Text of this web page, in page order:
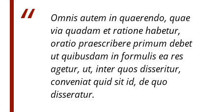
Omnis autem in quaerendo, quae
via quadam et ratione habetur,
oratio praescribere primum debet
ut quibusdam in formulis ea res
agetur, ut, inter quos disseritur,
conveniat quid sit id, de quo
disseratur.